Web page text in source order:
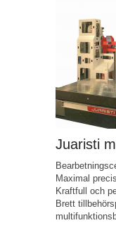
Juaristi
Maximal
Kraftfull och
Brett